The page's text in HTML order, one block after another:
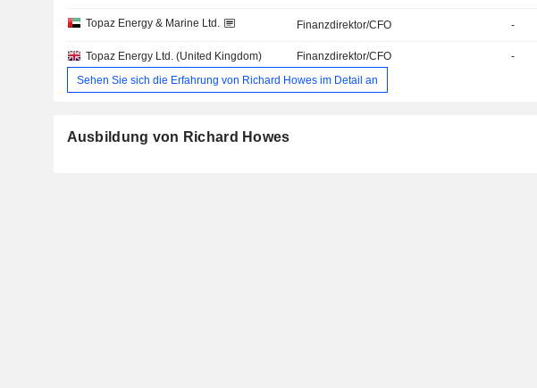
Topaz Energy & Marine Ltd. Finanzdirektor/CFO -
Topaz Energy Ltd. (United Kingdom) Finanzdirektor/CFO
-
Sehen Sie sich die Erfahrung von Richard Howes im Detail an
Ausbildung von Richard Howes